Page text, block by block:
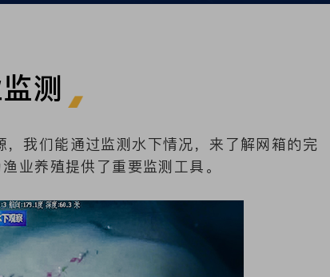
测
们能通过监测水下情况，来了解网箱的完
业养殖提供了重要监测工具。